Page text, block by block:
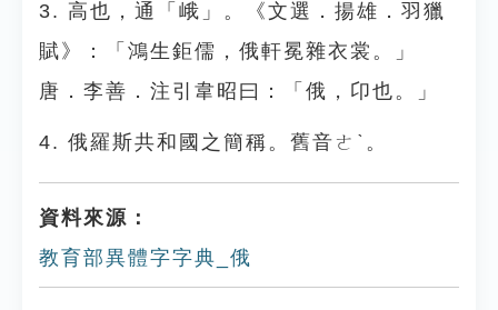
3. 高也，通「峨」。《文選．揚雄．羽獵
賦》：「鴻生鉅儒，俄軒冕雜衣裳。」
唐．李善．注引韋昭曰：「俄，卬也。」
4. 俄羅斯共和國之簡稱。舊音ㄜˋ。
資料來源：
教育部異體字字典_俄